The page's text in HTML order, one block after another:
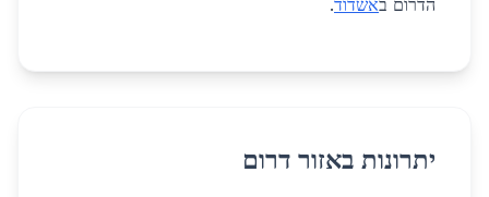
הדרום באשדוד.
יתרונות באזור דרום